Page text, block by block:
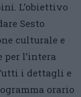
L’obiettivo
Sesto
culturale e
per l’intera
i dettagli e
orario